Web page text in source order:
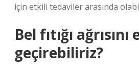
için etkili tedaviler arasında
Bel fıtığı
geçirebiliriz?